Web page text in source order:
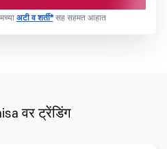
अटी व शर्ती*सह सहमत आहात
वर ट्रेंडिंग